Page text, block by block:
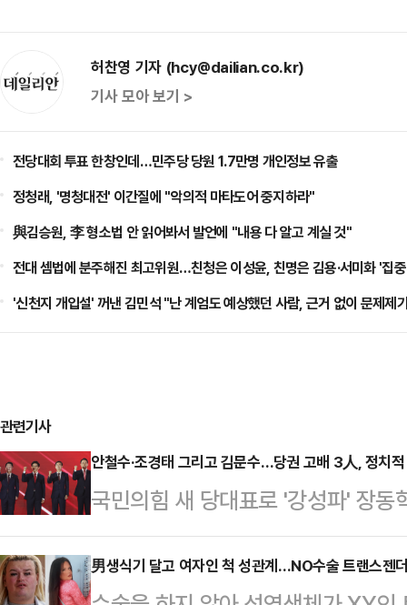
허찬영 기자 (hcy@dailian.co.kr)
기사 모아 보기 >
전당대회 투표 한창인데…민주당 당원 1.7만명 개인정보 유출
정청래, '명청대전' 이간질에 "악의적 마타도어 중지하라"
與김승원, 李 형소법 안 읽어봐서 발언에 "내용 다 알고 계실 것"
전대 셈법에 분주해진 최고위원…친청은 이성윤, 친명은 김용·서미화 '집
'신천지 개입설' 꺼낸 김민석 "난 계엄도 예상했던 사람, 근거 없이 문제제
관련기사
안철수·조경태 그리고 김문수…당권 고배 3人, 정치
국민의힘 새 당대표로 '강성파' 장
배를 마신 안철수·조경태 의원과
당 안팎의 관심이 쏠리고 있다. 장
男생식기 달고 여자인 척 성관계…NO수술 트랜스젠